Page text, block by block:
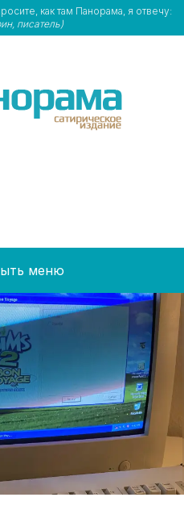
как там Панорама, я отвечу:
писатель)
меню